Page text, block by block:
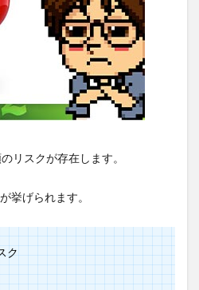
リスクが存在します。
挙げられます。
ク